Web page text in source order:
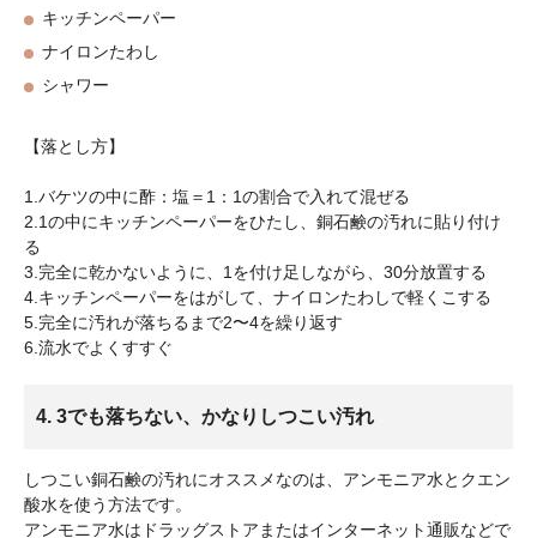
キッチンペーパー
ナイロンたわし
シャワー
【落とし方】
1.バケツの中に酢：塩＝1：1の割合で入れて混ぜる
2.1の中にキッチンペーパーをひたし、銅石鹸の汚れに貼り付け
る
3.完全に乾かないように、1を付け足しながら、30分放置する
4.キッチンペーパーをはがして、ナイロンたわしで軽くこする
5.完全に汚れが落ちるまで2〜4を繰り返す
6.流水でよくすすぐ
4. 3でも落ちない、かなりしつこい汚れ
しつこい銅石鹸の汚れにオススメなのは、アンモニア水とクエン
酸水を使う方法です。
アンモニア水はドラッグストアまたはインターネット通販などで